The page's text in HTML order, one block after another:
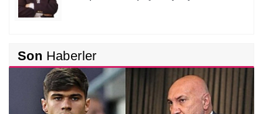
Başkanın Ayak Sesleri!...
İsmet AKTAŞ
Son Haberler